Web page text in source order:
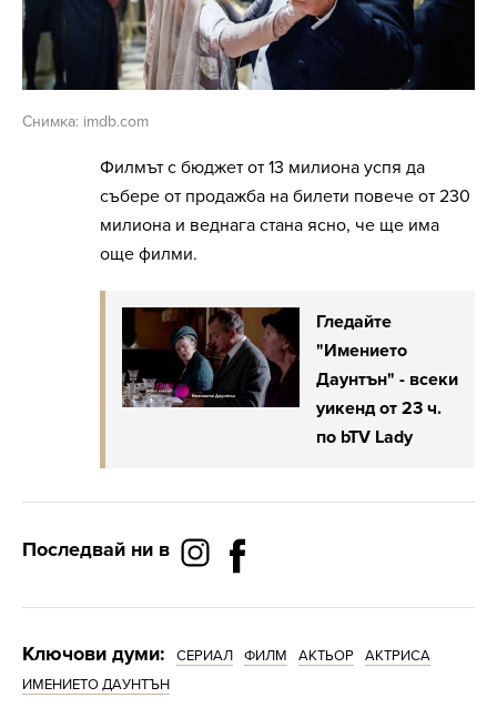
Снимка: imdb.com
Филмът с бюджет от 13 милиона успя да
събере от продажба на билети повече от 230
милиона и веднага стана ясно, че ще има
още филми.
Гледайте
"Имението
Даунтън" - всеки
уикенд от 23 ч.
по bTV Lady
Последвай ни в
Ключови думи: СЕРИАЛ ФИЛМ АКТЬОР
АКТРИСА
ИМЕНИЕТО ДАУНТЪН